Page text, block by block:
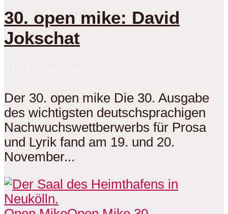
30. open mike: David
Jokschat
Der 30. open mike Die 30. Ausgabe
des wichtigsten deutschsprachigen
Nachwuchswettberwerbs für Prosa
und Lyrik fand am 19. und 20.
November...